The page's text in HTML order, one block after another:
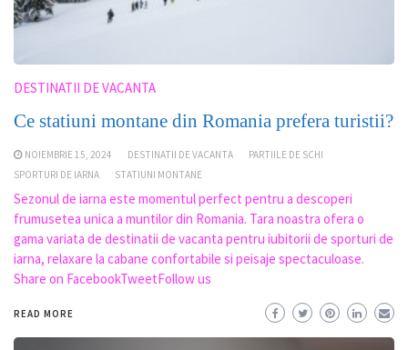
DESTINATII DE VACANTA
Ce statiuni montane din Romania prefera turistii?
NOIEMBRIE 15, 2024 DESTINATII DE VACANTA
PARTIILE DE SCHI
SPORTURI DE IARNA
STATIUNI MONTANE
Sezonul de iarna este momentul perfect pentru a descoperi
frumusetea unica a muntilor din Romania. Tara noastra ofera o
gama variata de destinatii de vacanta pentru iubitorii de sporturi de
iarna, relaxare la cabane confortabile si peisaje spectaculoase.
Share on FacebookTweetFollow us
READ MORE